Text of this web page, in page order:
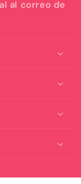
al correo de